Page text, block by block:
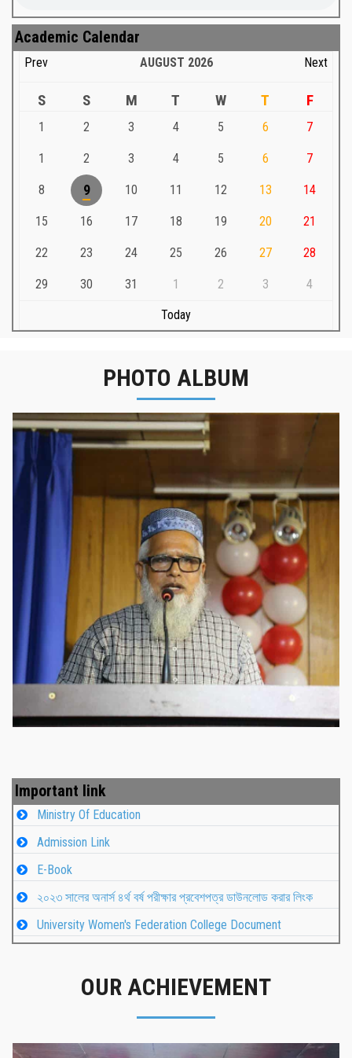
Academic Calendar
Prev AUGUST 2026 Next
S S M T W T F
1 2 3 4 5 6 7
1 2 3 4 5 6 7
8 9 10 11 12 13 14
15 16 17 18 19 20 21
22 23 24 25 26 27 28
29 30 31 1 2 3 4
Today
PHOTO ALBUM
নবীনবরণ - ২০২৫
Important link
Ministry Of Education
Admission Link
E-Book
২০২৩ সালের অনার্স ৪র্থ বর্ষ পরীক্ষার প্রবেশপত্র ডাউনলোড করার লিংক
University Women's Federation College Document
OUR ACHIEVEMENT